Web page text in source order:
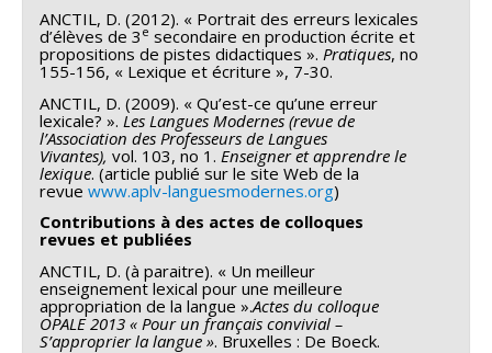
ANCTIL, D. (2012). « Portrait des erreurs lexicales
d’élèves de 3 e secondaire en production écrite et
propositions de pistes didactiques ». Pratiques, no
155-156, « Lexique et écriture », 7-30.
ANCTIL, D. (2009). « Qu’est-ce qu’une erreur
lexicale? ». Les Langues Modernes (revue de
l’Association des Professeurs de Langues
Vivantes), vol. 103, no 1. Enseigner et apprendre le
lexique. (article publié sur le site Web de la
revue www.aplv-languesmodernes.org)
Contributions à des actes de colloques
revues et publiées
ANCTIL, D. (à paraitre). « Un meilleur
enseignement lexical pour une meilleure
appropriation de la langue ».Actes du colloque
OPALE 2013 « Pour un français convivial –
S’approprier la langue ». Bruxelles : De Boeck.